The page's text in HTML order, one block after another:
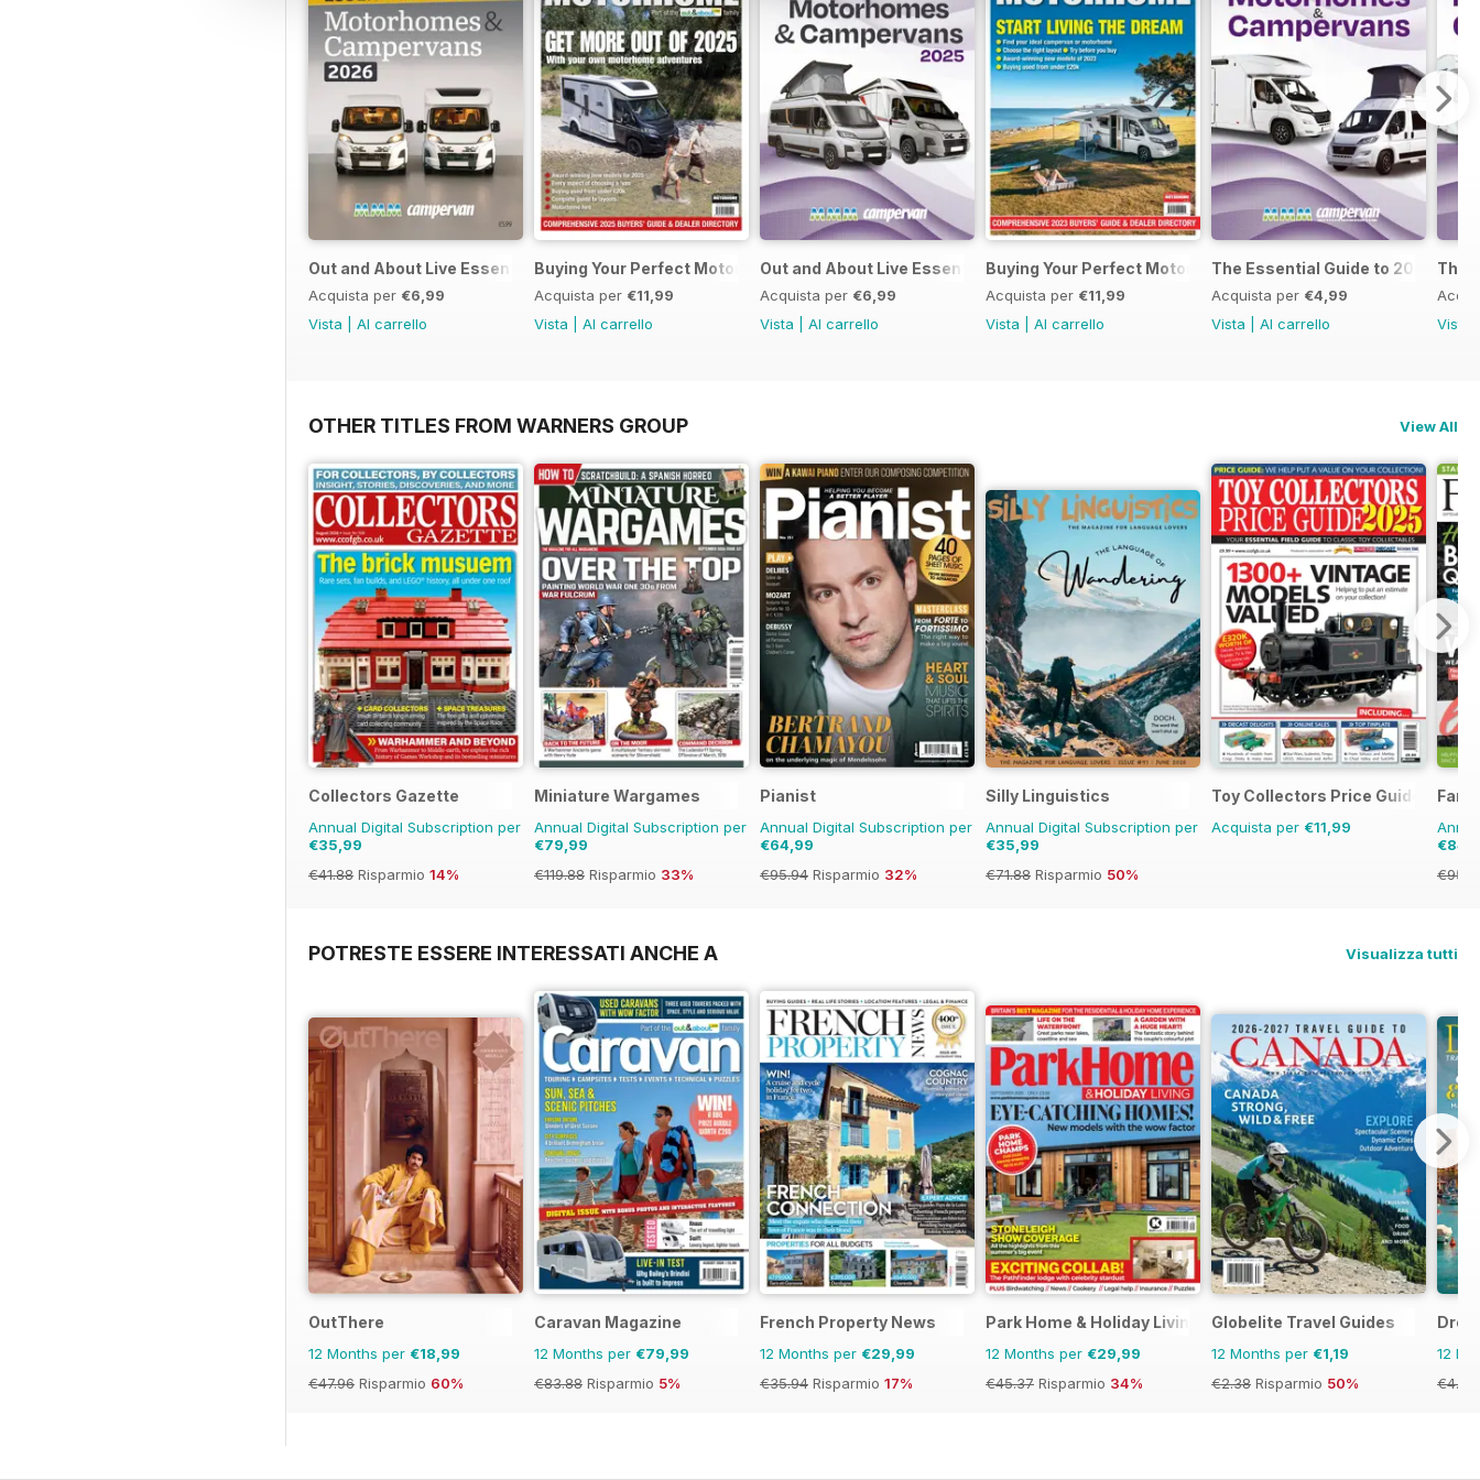
Out and About Live Essential Guide to Motorhomes and Campervans 2026
Acquista per €6,99
Vista
Al carrello
Buying Your Perfect Motorhome
Acquista per €11,99
Vista
Al carrello
Out and About Live Essential Guide to Motorhomes & Campervans 2025
Acquista per €6,99
Vista
Al carrello
Buying Your Perfect Motorhome 2023
Acquista per €11,99
Vista
Al carrello
The Essential Guide to 2023
Acquista per €4,99
Vista
Al carrello
The
Vista
OTHER TITLES FROM WARNERS GROUP View All
Collectors Gazette
Annual Digital Subscription per
€35,99
€41.88 Risparmio 14%
Miniature Wargames
Annual Digital Subscription per
€79,99
€119.88 Risparmio 33%
Pianist
Annual Digital Subscription per
€64,99
€95.94 Risparmio 32%
Silly Linguistics
Annual Digital Subscription per
€35,99
€71.88 Risparmio 50%
Toy Collectors Price Guide
Acquista per €11,99
POTRESTE ESSERE INTERESSATI ANCHE A Visualizza tutti
OutThere
12 Months per €18,99
€47.96 Risparmio 60%
Caravan Magazine
12 Months per €79,99
€83.88 Risparmio 5%
French Property News
12 Months per €29,99
€35.94 Risparmio 17%
Park Home & Holiday Living
12 Months per €29,99
€45.37 Risparmio 34%
Globelite Travel Guides
12 Months per €1,19
€2.38 Risparmio 50%
12
€4.76